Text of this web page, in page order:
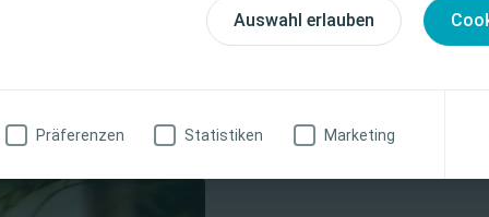
Auswahl erlauben
Präferenzen Statistiken Marketing